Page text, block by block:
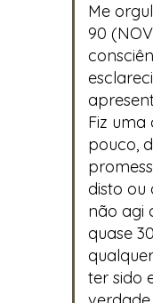
Me
90
Fiz
pouco,
disto ou
não agi
quase
ter sido